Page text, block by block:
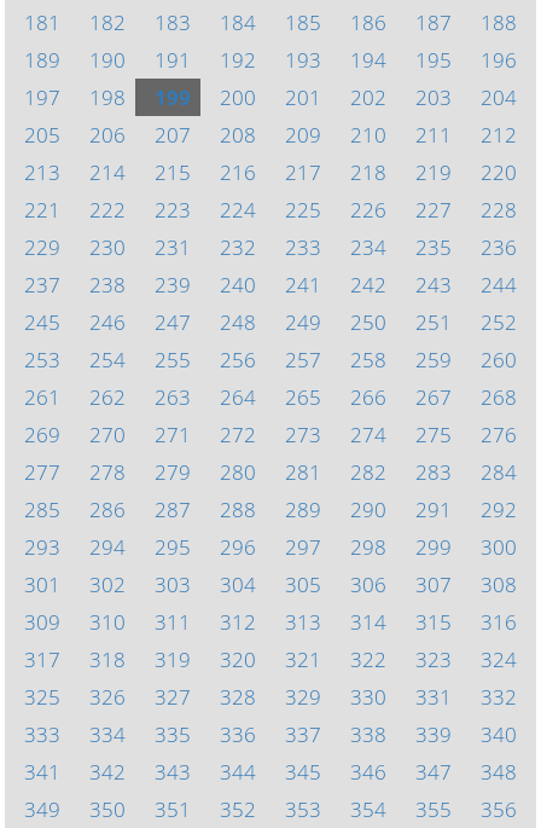
181
182 183 184 185 186 187
188
189
190 191 192 193 194 195
196
197
198 199 200 201 202 203
204
205
206 207 208 209 210 211
212
213
214 215 216 217 218 219
220
221
222 223 224 225 226 227
228
229
230 231 232 233 234 235
236
237
238 239 240 241 242 243
244
245
246 247 248 249 250 251
252
253
254 255 256 257 258 259
260
261
262 263 264 265 266 267
268
269
270 271 272 273 274 275
276
277
278 279 280 281 282 283
284
285
286 287 288 289 290 291
292
293
294 295 296 297 298 299
300
301
302 303 304 305 306 307
308
309
310 311 312 313 314 315
316
317
318 319 320 321 322 323
324
325
326 327 328 329 330 331
332
333
334 335 336 337 338 339
340
341
342 343 344 345 346 347
348
349
350 351 352 353 354 355 356